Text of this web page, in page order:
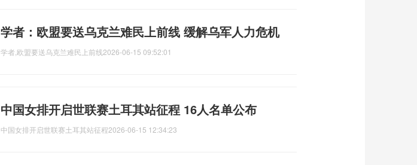
学者：欧盟要送乌克兰难民上前线 缓解乌军人力危机
学者,欧盟要送乌克兰难民上前线2026-06-15 09:52:01
中国女排开启世联赛土耳其站征程 16人名单公布
中国女排开启世联赛土耳其站征程2026-06-15 12:34:23